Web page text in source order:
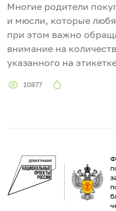
Многие родители
и мюсли, которые
при этом важно
внимание на
указанного на
10877